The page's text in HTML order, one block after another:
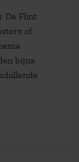
De Flint
of
bijna